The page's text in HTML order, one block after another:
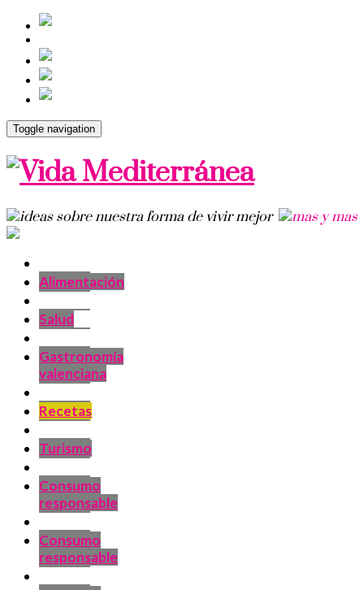
Toggle navigation
Alimentación
Salud
Gastronomía
valenciana
Recetas
Turismo
Consumo
responsable
Consumo
responsable